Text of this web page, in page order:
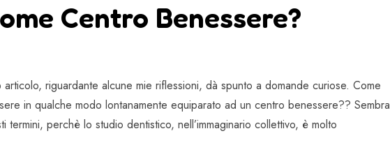
Centro Benessere?
riguardante alcune mie riflessioni, dà spunto a domande curiose. Come
in qualche modo lontanamente equiparato ad un centro benessere?? Sembra
termini, perchè lo studio dentistico, nell’immaginario collettivo, è molto